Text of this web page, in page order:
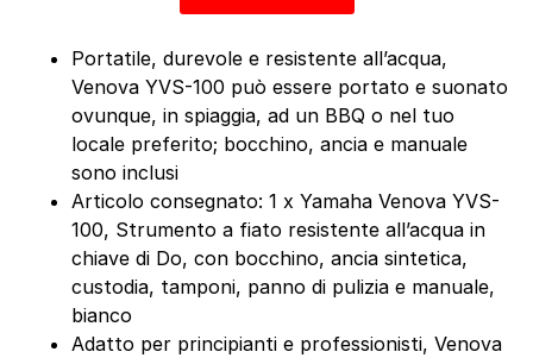
Portatile, durevole e resistente all’acqua,
Venova YVS-100 può essere portato e suonato
ovunque, in spiaggia, ad un BBQ o nel tuo
locale preferito; bocchino, ancia e manuale
sono inclusi
Articolo consegnato: 1 x Yamaha Venova YVS-
100, Strumento a fiato resistente all’acqua in
chiave di Do, con bocchino, ancia sintetica,
custodia, tamponi, panno di pulizia e manuale,
bianco
Adatto per principianti e professionisti, Venova